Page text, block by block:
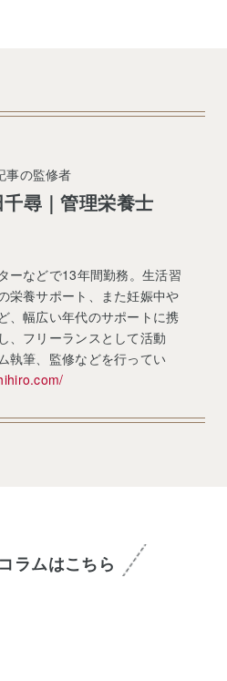
事の監修者
尋｜管理栄養士
ーなどで13年間勤務。生活習
栄養サポート、また妊娠中や
、幅広い年代のサポートに携
、フリーランスとして活動
執筆、監修などを行ってい
ラムはこちら